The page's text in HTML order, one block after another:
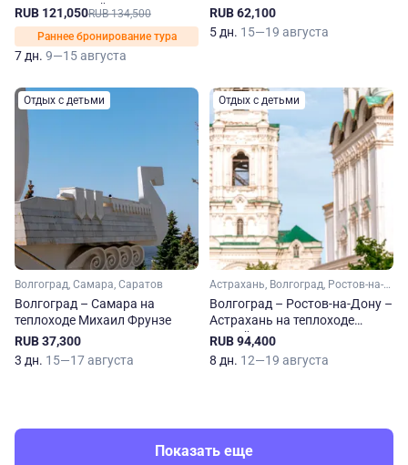
Чернышевский
RUB 121,050RUB 134,500
Раннее бронирование тура
7 дн. 9—15 августа
RUB 62,100
5 дн. 15—19 августа
Отдых с детьми
Волгоград, Самара, Саратов
Волгоград – Самара на
теплоходе Михаил Фрунзе
RUB 37,300
3 дн. 15—17 августа
Отдых с детьми
Астрахань, Волгоград, Ростов-на-Дону
Волгоград – Ростов-на-Дону –
Астрахань на теплоходе
Сергей Кучкин
RUB 94,400
8 дн. 12—19 августа
Показать еще